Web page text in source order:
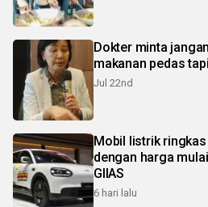
Dokter minta
makanan pedas
Jul 22nd
Mobil listrik ringkas
dengan harga
GIIAS
6 hari lalu